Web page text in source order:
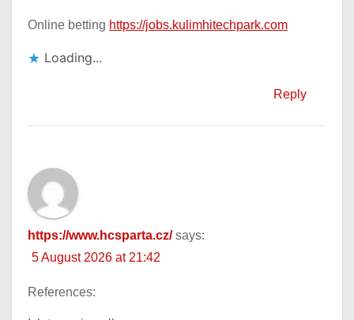
Online betting https://jobs.kulimhitechpark.com
Loading...
Reply
https://www.hcsparta.cz/ says:
5 August 2026 at 21:42
References: